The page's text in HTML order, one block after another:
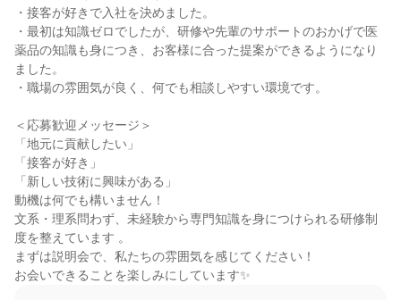
・接客が好きで入社を決めました。
・最初は知識ゼロでしたが、研修や先輩のサポートのおかげで医
薬品の知識も身につき、お客様に合った提案ができるようになり
ました。
・職場の雰囲気が良く、何でも相談しやすい環境です。
＜応募歓迎メッセージ＞
「地元に貢献したい」
「接客が好き」
「新しい技術に興味がある」
動機は何でも構いません！
文系・理系問わず、未経験から専門知識を身につけられる研修制
度を整えています 。
まずは説明会で、私たちの雰囲気を感じてください！
お会いできることを楽しみにしています✨